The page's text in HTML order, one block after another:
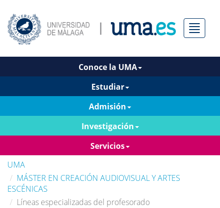
Menú
Conoce la UMA
Estudiar
Admisión
Investigación
Servicios
UMA
MÁSTER EN CREACIÓN AUDIOVISUAL Y ARTES
ESCÉNICAS
Líneas especializadas del profesorado